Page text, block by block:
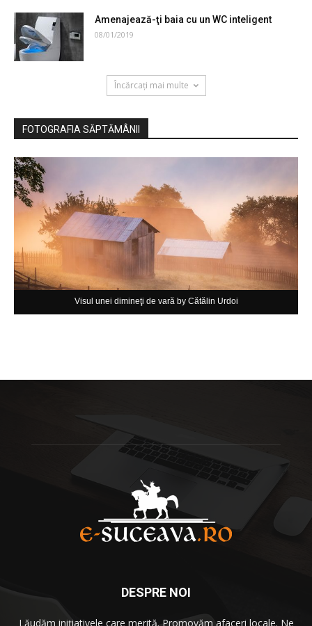
Amenajează-ţi baia cu un WC inteligent
08/01/2019
Încărcați mai multe
FOTOGRAFIA SĂPTĂMÂNII
Visul unei dimineţi de vară by Cătălin Urdoi
DESPRE NOI
Lăudăm iniţiativele care merită. Promovăm afaceri locale. Ne